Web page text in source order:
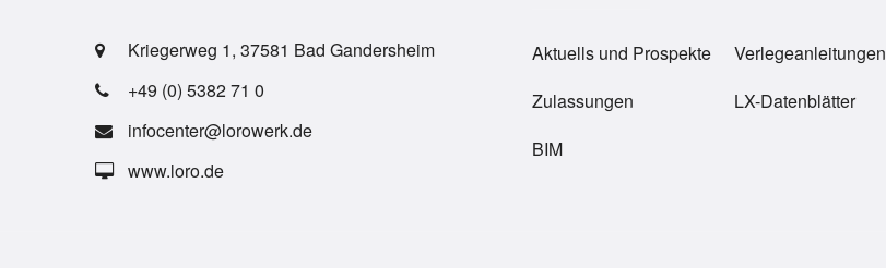
Kriegerweg 1, 37581 Bad Gandersheim
+49 (0) 5382 71 0
infocenter@lorowerk.de
www.loro.de
Aktuells und Prospekte
Verlegeanleitungen
Zulassungen
LX-Datenblätter
BIM